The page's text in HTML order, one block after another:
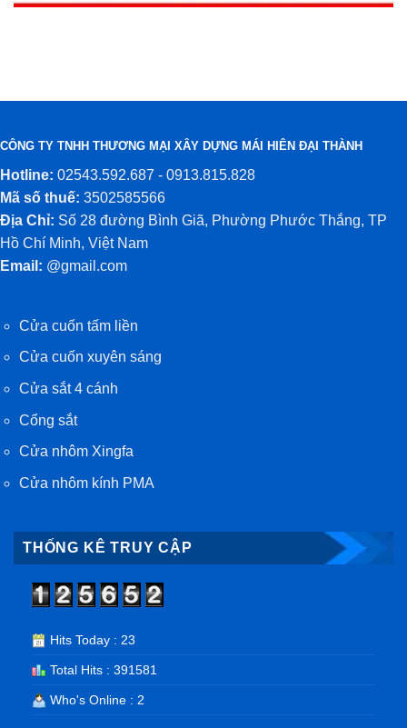
CÔNG TY TNHH THƯƠNG MẠI XÂY DỰNG MÁI HIÊN ĐẠI THÀNH
Hotline: 02543.592.687 - 0913.815.828
Mã số thuế: 3502585566
Địa Chỉ: Số 28 đường Bình Giã, Phường Phước Thắng, TP
Hồ Chí Minh, Việt Nam
Email: @gmail.com
Cửa cuốn tấm liền
Cửa cuốn xuyên sáng
Cửa sắt 4 cánh
Cổng sắt
Cửa nhôm Xingfa
Cửa nhôm kính PMA
THỐNG KÊ TRUY CẬP
Hits Today : 23
Total Hits : 391581
Who's Online : 2